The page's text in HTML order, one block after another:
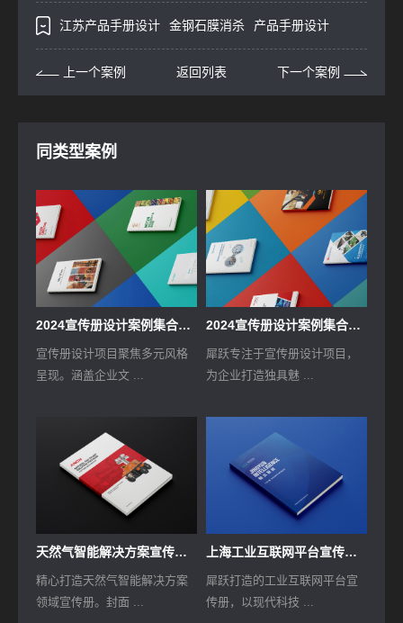
江苏产品手册设计 金钢石膜消杀 产品手册设计
上一个案例 返回列表 下一个案例
同类型案例
2024宣传册设计案例集合（封面系列02）
宣传册设计项目聚焦多元风格
呈现。涵盖企业文 ...
2024宣传册设计案例集合（封面系列01）
犀跃专注于宣传册设计项目，
为企业打造独具魅 ...
天然气智能解决方案宣传样本设计
精心打造天然气智能解决方案
领域宣传册。封面 ...
上海工业互联网平台宣传册设计
犀跃打造的工业互联网平台宣
传册，以现代科技 ...